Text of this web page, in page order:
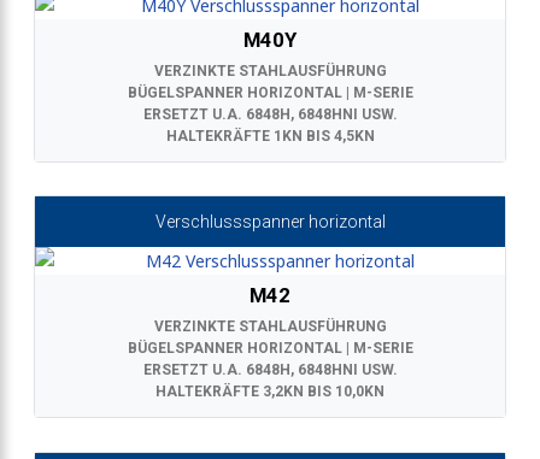
M40Y
VERZINKTE STAHLAUSFÜHRUNG
BÜGELSPANNER HORIZONTAL | M-SERIE
ERSETZT U.A. 6848H, 6848HNI USW.
HALTEKRÄFTE 1KN BIS 4,5KN
Verschlussspanner horizontal
M42
VERZINKTE STAHLAUSFÜHRUNG
BÜGELSPANNER HORIZONTAL | M-SERIE
ERSETZT U.A. 6848H, 6848HNI USW.
HALTEKRÄFTE 3,2KN BIS 10,0KN